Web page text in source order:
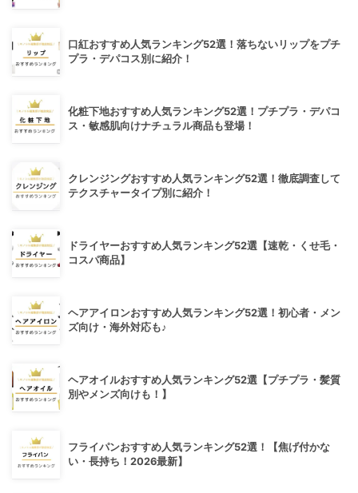
口紅おすすめ人気ランキング52選！落ちないリップをプチ
プラ・デパコス別に紹介！
化粧下地おすすめ人気ランキング52選！プチプラ・デパコ
ス・敏感肌向けナチュラル商品も登場！
クレンジングおすすめ人気ランキング52選！徹底調査して
テクスチャータイプ別に紹介！
ドライヤーおすすめ人気ランキング52選【速乾・くせ毛・
コスパ商品】
ヘアアイロンおすすめ人気ランキング52選！初心者・メン
ズ向け・海外対応も♪
ヘアオイルおすすめ人気ランキング52選【プチプラ・髪質
別やメンズ向けも！】
フライパンおすすめ人気ランキング52選！【焦げ付かな
い・長持ち！2026最新】